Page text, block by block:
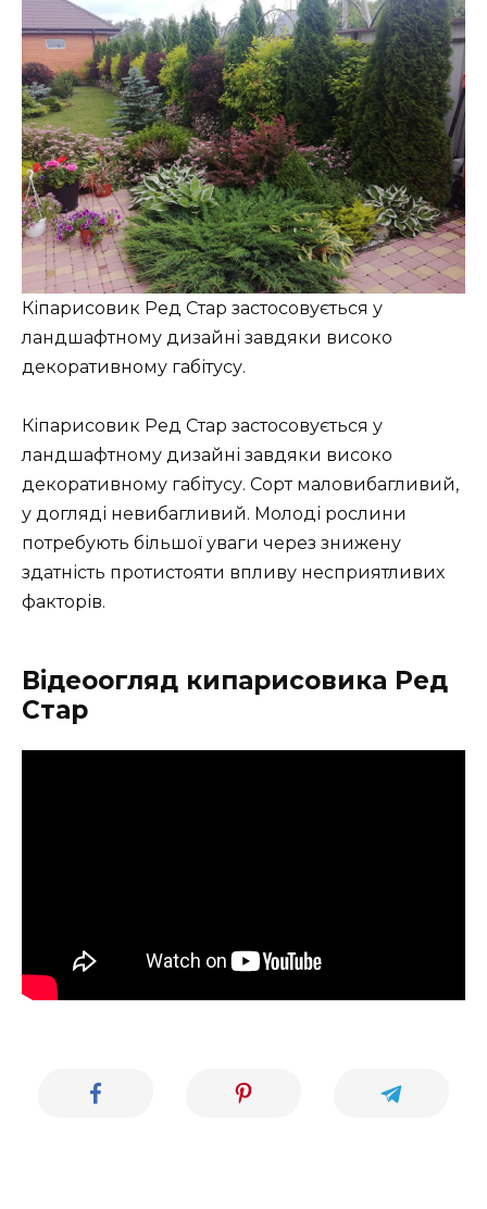
Кіпарисовик Ред Стар застосовується у
ландшафтному дизайні завдяки високо
декоративному габітусу.
Кіпарисовик Ред Стар застосовується у
ландшафтному дизайні завдяки високо
декоративному габітусу. Сорт маловибагливий,
у догляді невибагливий. Молоді рослини
потребують більшої уваги через знижену
здатність протистояти впливу несприятливих
факторів.
Відеоогляд кипарисовика Ред
Стар